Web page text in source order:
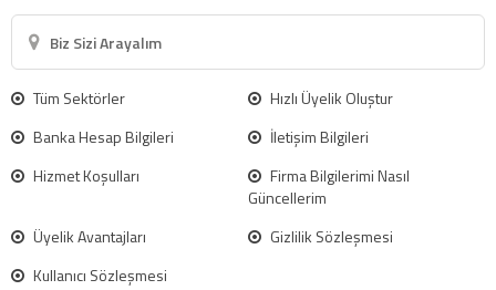
Biz Sizi Arayalım
Tüm Sektörler
Hızlı Üyelik Oluştur
Banka Hesap Bilgileri
İletişim Bilgileri
Hizmet Koşulları
Firma Bilgilerimi Nasıl
Güncellerim
Üyelik Avantajları
Gizlilik Sözleşmesi
Kullanıcı Sözleşmesi